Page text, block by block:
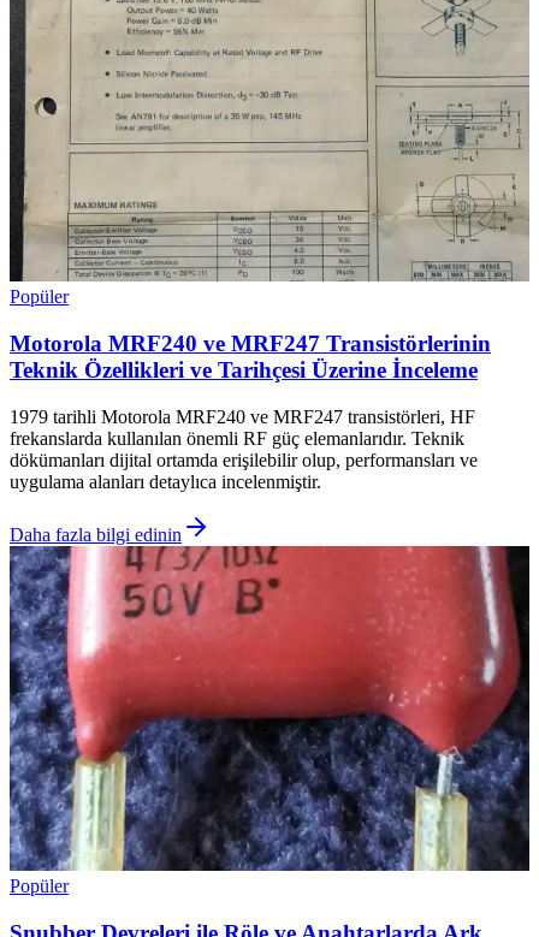
Popüler
Motorola MRF240 ve MRF247 Transistörlerinin
Teknik Özellikleri ve Tarihçesi Üzerine İnceleme
1979 tarihli Motorola MRF240 ve MRF247 transistörleri, HF
frekanslarda kullanılan önemli RF güç elemanlarıdır. Teknik
dökümanları dijital ortamda erişilebilir olup, performansları ve
uygulama alanları detaylıca incelenmiştir.
Daha fazla bilgi edinin
Popüler